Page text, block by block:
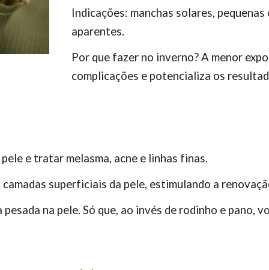
Indicações: manchas solares,
aparentes.
Por que fazer no inverno? A menor
complicações e potencializa os
e tratar melasma, acne e linhas finas.
superficiais da pele, estimulando a
na pele. Só que, ao invés de rodinho e pano,